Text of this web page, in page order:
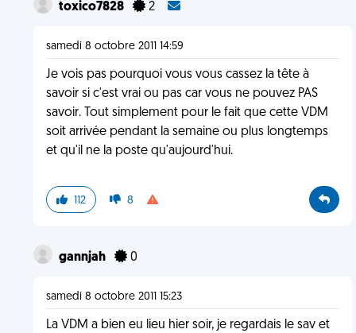
toxico7828 2
samedi 8 octobre 2011 14:59
Je vois pas pourquoi vous vous cassez la tête à
savoir si c'est vrai ou pas car vous ne pouvez PAS
savoir. Tout simplement pour le fait que cette VDM
soit arrivée pendant la semaine ou plus longtemps
et qu'il ne la poste qu'aujourd'hui.
112 8
gannjah 0
samedi 8 octobre 2011 15:23
La VDM a bien eu lieu hier soir, je regardais le sav et